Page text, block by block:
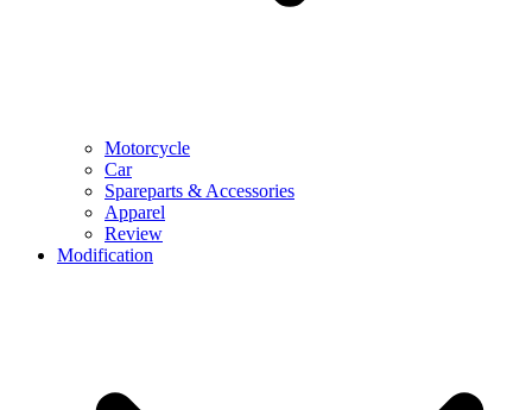
Motorcycle
Car
Spareparts & Accessories
Apparel
Review
Modification